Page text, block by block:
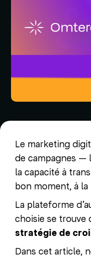
Le marketing
de campagnes —
la capacité à
bon moment, à
La plateforme
choisie se trouve
stratégie de
Dans cet article,